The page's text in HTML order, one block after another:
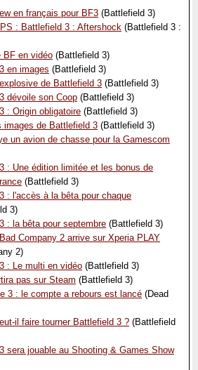
en français pour BF3 (Battlefield 3)
: Battlefield 3 : Aftershock (Battlefield 3 :
BF en vidéo (Battlefield 3)
en images (Battlefield 3)
de Battlefield 3 (Battlefield 3)
dévoile son Coop (Battlefield 3)
: Origin obligatoire (Battlefield 3)
images de Battlefield 3 (Battlefield 3)
un avion de chasse pour la Gamescom
: Une édition limitée et les bonus de
(Battlefield 3)
: l'accès à la bêta pour chaque
3)
: la bêta pour septembre (Battlefield 3)
Company 2 arrive sur Xperia PLAY
2)
: Le multi en vidéo (Battlefield 3)
pas sur Steam (Battlefield 3)
3 : le compte a rebours est lancé (Dead
il faire tourner Battlefield 3 ? (Battlefield
sera jouable au Shooting & Games Show